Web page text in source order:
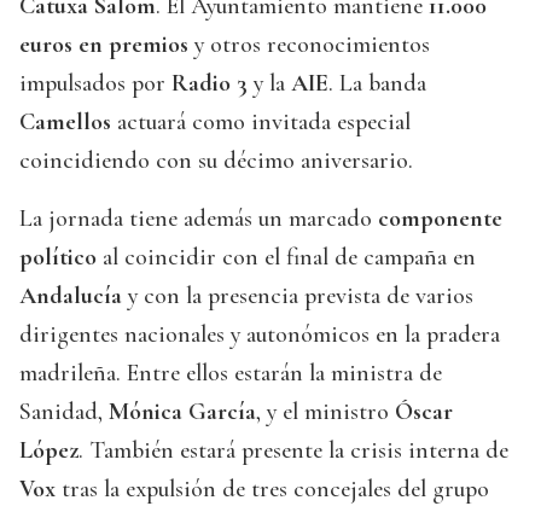
Catuxa Salom. El Ayuntamiento mantiene 11.000
euros en premios y otros reconocimientos
impulsados por Radio 3 y la AIE. La banda
Camellos actuará como invitada especial
coincidiendo con su décimo aniversario.
La jornada tiene además un marcado componente
político al coincidir con el final de campaña en
Andalucía y con la presencia prevista de varios
dirigentes nacionales y autonómicos en la pradera
madrileña. Entre ellos estarán la ministra de
Sanidad, Mónica García, y el ministro Óscar
López. También estará presente la crisis interna de
Vox tras la expulsión de tres concejales del grupo